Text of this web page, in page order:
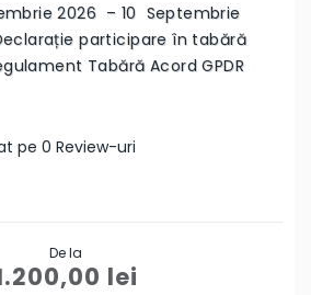
2026 – 10 Septembrie
participare în tabără
Tabără Acord GPDR
pe 0 Review-uri
De la
lei